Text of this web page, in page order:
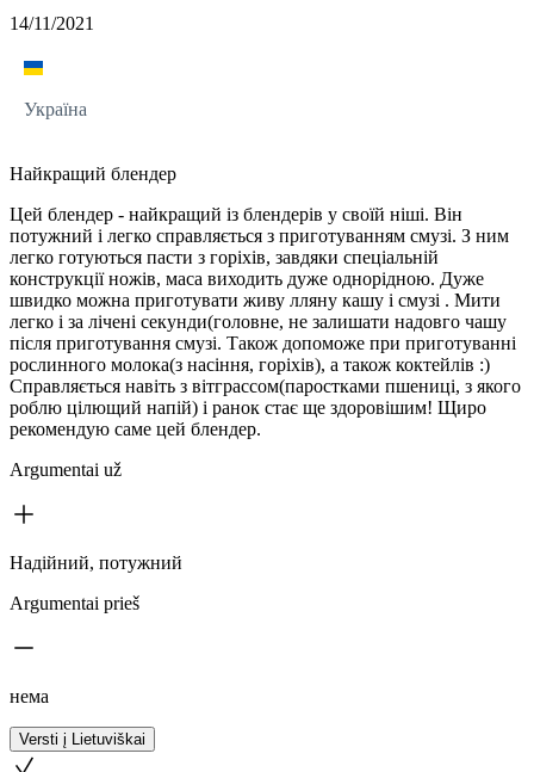
14/11/2021
Україна
Найкращий блендер
Цей блендер - найкращий із блендерів у своїй ніші. Він
потужний і легко справляється з приготуванням смузі. З ним
легко готуються пасти з горіхів, завдяки спеціальній
конструкції ножів, маса виходить дуже однорідною. Дуже
швидко можна приготувати живу лляну кашу і смузі . Мити
легко і за лічені секунди(головне, не залишати надовго чашу
після приготування смузі. Також допоможе при приготуванні
рослинного молока(з насіння, горіхів), а також коктейлів :)
Справляється навіть з вітграссом(паростками пшениці, з якого
роблю цілющий напій) і ранок стає ще здоровішим! Щиро
рекомендую саме цей блендер.
Argumentai už
Надійний, потужний
Argumentai prieš
нема
Versti į Lietuviškai